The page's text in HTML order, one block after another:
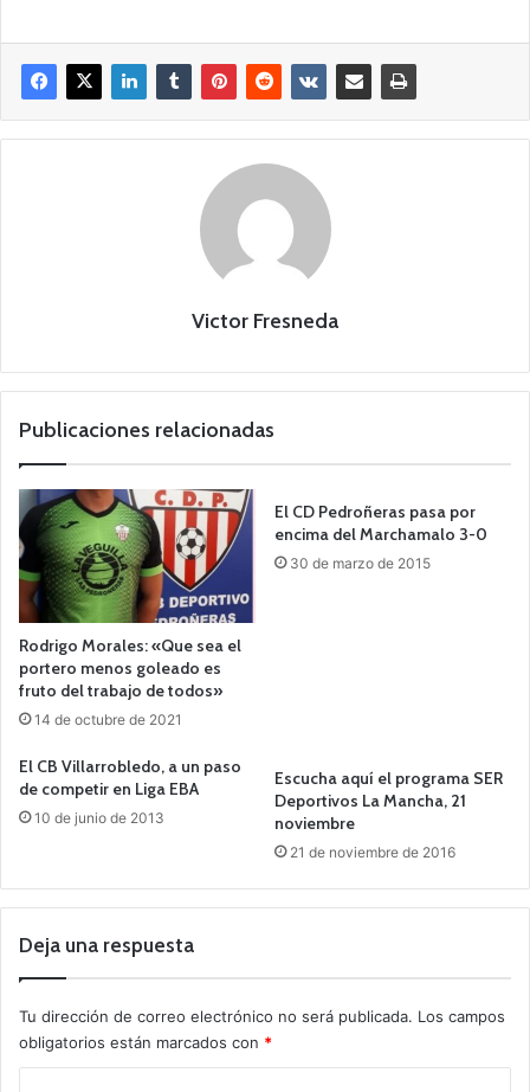
Victor Fresneda
Publicaciones relacionadas
Rodrigo Morales: «Que sea el
portero menos goleado es
fruto del trabajo de todos»
14 de octubre de 2021
El CD Pedroñeras pasa por
encima del Marchamalo 3-0
30 de marzo de 2015
El CB Villarrobledo, a un paso
de competir en Liga EBA
10 de junio de 2013
Escucha aquí el programa SER
Deportivos La Mancha, 21
noviembre
21 de noviembre de 2016
Deja una respuesta
Tu dirección de correo electrónico no será publicada. Los campos
obligatorios están marcados con *